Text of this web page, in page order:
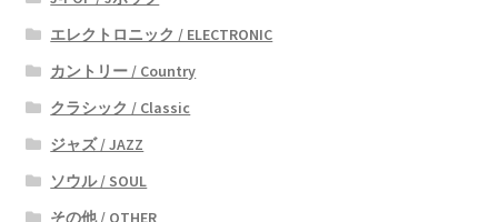
エレクトロニック / ELECTRONIC
カントリー / Country
クラシック / Classic
ジャズ / JAZZ
ソウル / SOUL